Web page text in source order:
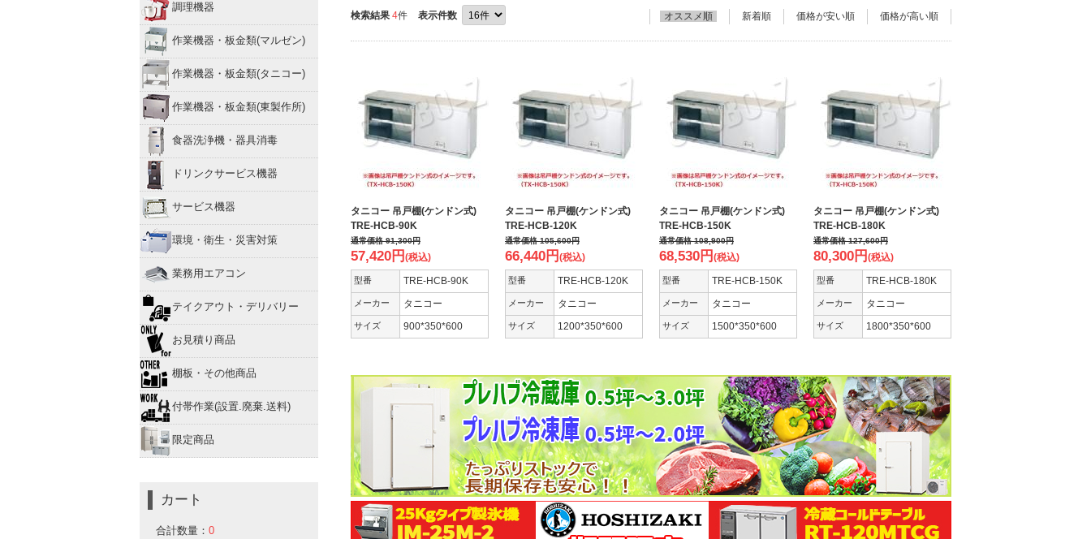
調理機器
作業機器・板金類(マルゼン)
作業機器・板金類(タニコー)
作業機器・板金類(東製作所)
食器洗浄機・器具消毒
ドリンクサービス機器
サービス機器
環境・衛生・災害対策
業務用エアコン
テイクアウト・デリバリー
お見積り商品
棚板・その他商品
付帯作業(設置.廃棄.送料)
限定商品
カート
合計数量： 0
検索結果 4件 表示件数 オススメ順 新着順 価格が安い順 価格が高い順
タニコー 吊戸棚(ケンドン式)
TRE-HCB-90K
通常価格91,300円
57,420円 (税込)
型番 TRE-HCB-90K
メーカー タニコー
サイズ 900*350*600
タニコー 吊戸棚(ケンドン式)
TRE-HCB-120K
通常価格105,600円
66,440円 (税込)
型番 TRE-HCB-120K
メーカー タニコー
サイズ 1200*350*600
タニコー 吊戸棚(ケンドン式)
TRE-HCB-150K
通常価格108,900円
68,530円 (税込)
型番 TRE-HCB-150K
メーカー タニコー
サイズ 1500*350*600
タニコー 吊戸棚(ケンドン式)
TRE-HCB-180K
通常価格127,600円
80,300円 (税込)
型番 TRE-HCB-180K
メーカー タニコー
サイズ 1800*350*600